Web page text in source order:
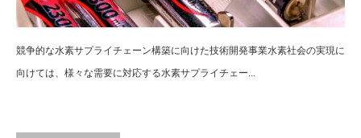
競争的な水素サプライチェーン構築に向けた技術開発事業水素社会の実現に
向けては、様々な需要に対応する水素サプライチェー...